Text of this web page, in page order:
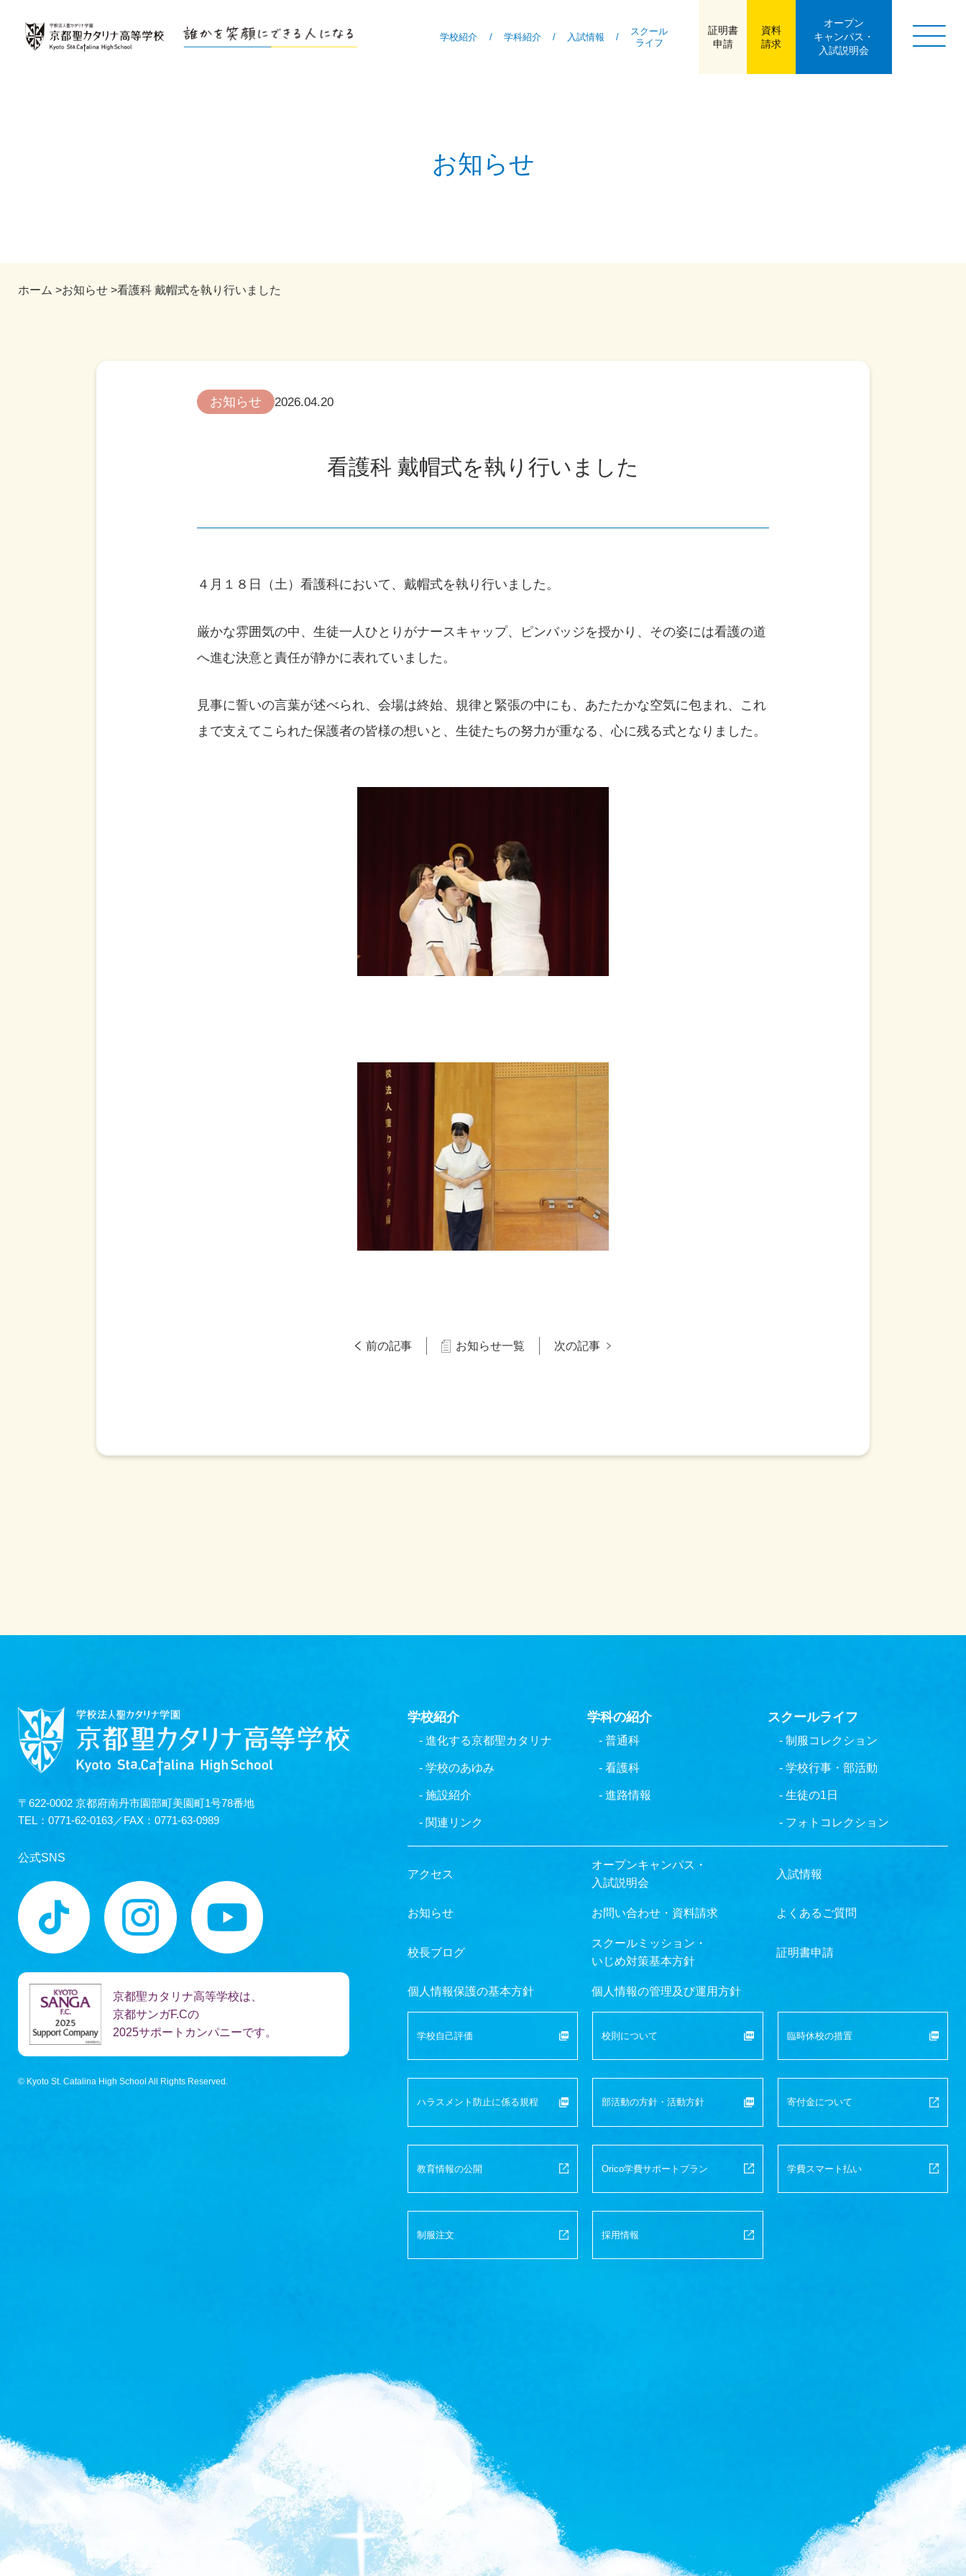
学校紹介 / 学科紹介 / 入試情報 /
スクール
ライフ
証明書
申請
資料
請求
オープン
キャンパス・
入試説明会
お知らせ
ホーム >お知らせ >看護科 戴帽式を執り行いました
お知らせ 2026.04.20
看護科 戴帽式を執り行いました
４月１８日（土）看護科において、戴帽式を執り行いました。
厳かな雰囲気の中、生徒一人ひとりがナースキャップ、ピンバッジを授かり、その姿には看護の道
へ進む決意と責任が静かに表れていました。
見事に誓いの言葉が述べられ、会場は終始、規律と緊張の中にも、あたたかな空気に包まれ、これ
まで支えてこられた保護者の皆様の想いと、生徒たちの努力が重なる、心に残る式となりました。
前の記事 お知らせ一覧 次の記事
〒622-0002 京都府南丹市園部町美園町1号78番地
TEL：0771-62-0163／FAX：0771-63-0989
公式SNS
京都聖カタリナ高等学校は、
京都サンガF.Cの
2025サポートカンパニーです。
©︎ Kyoto St. Catalina High School All Rights Reserved.
学校紹介
- 進化する京都聖カタリナ
- 学校のあゆみ
- 施設紹介
- 関連リンク
学科の紹介
- 普通科
- 看護科
- 進路情報
スクールライフ
- 制服コレクション
- 学校行事・部活動
- 生徒の1日
- フォトコレクション
アクセス
オープンキャンパス・
入試説明会
入試情報
お知らせ お問い合わせ・資料請求 よくあるご質問
校長ブログ
スクールミッション・
いじめ対策基本方針
証明書申請
個人情報保護の基本方針 個人情報の管理及び運用方針
学校自己評価 校則について 臨時休校の措置
ハラスメント防止に係る規程 部活動の方針・活動方針 寄付金について
教育情報の公開 Orico学費サポートプラン 学費スマート払い
制服注文 採用情報